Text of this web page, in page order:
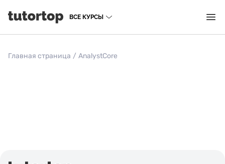
ВСЕ КУРСЫ
Главная страница / AnalystCore